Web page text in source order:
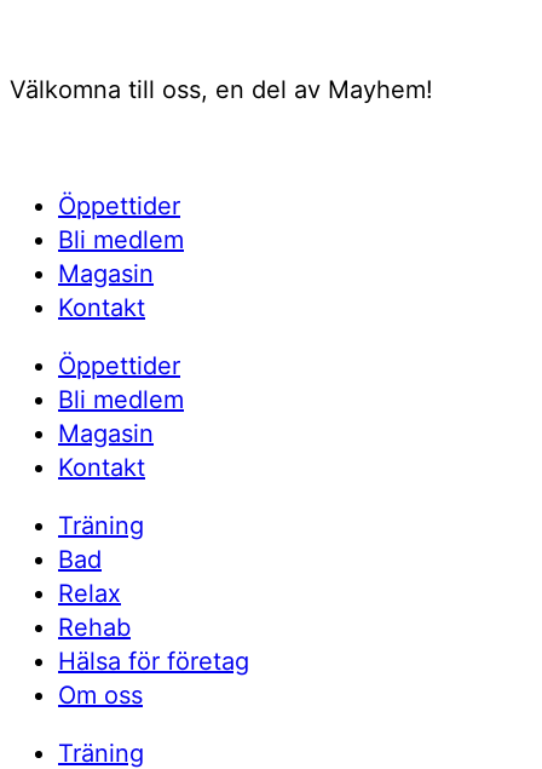
Välkomna till oss, en del av Mayhem!
Öppettider
Bli medlem
Magasin
Kontakt
Öppettider
Bli medlem
Magasin
Kontakt
Träning
Bad
Relax
Rehab
Hälsa för företag
Om oss
Träning